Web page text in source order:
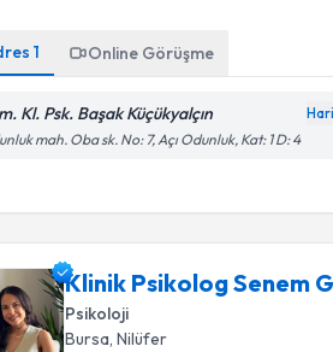
1 Online Görüşme
Kl. Psk. Başak Küçükyalçın
mah. Oba sk. No: 7, Açı Odunluk, Kat: 1 D: 4
Klinik Psikolog Senem
Psikoloji
Bursa, Nilüfer